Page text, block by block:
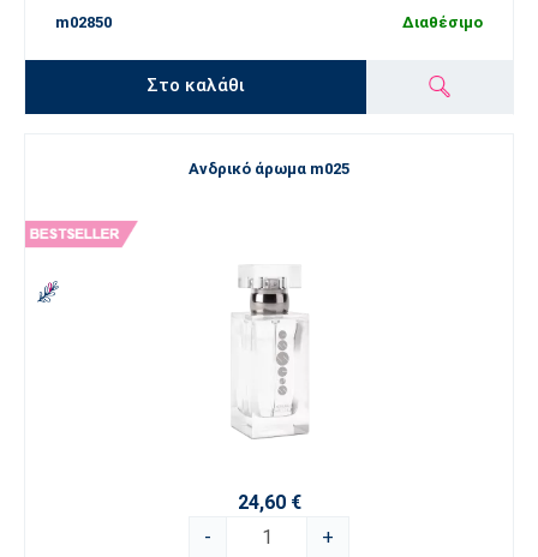
m02850 Διαθέσιμο
Στο καλάθι
Ανδρικό άρωμα m025
24,60 €
-
+